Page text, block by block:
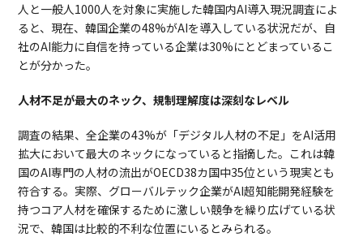
人と一般人1000人を対象に実施した韓国内AI導入現況調査によ
ると、現在、韓国企業の48%がAIを導入している状況だが、自
社のAI能力に自信を持っている企業は30%にとどまっているこ
とが分かった。
人材不足が最大のネック、規制理解度は深刻なレベル
調査の結果、全企業の43%が「デジタル人材の不足」をAI活用
拡大において最大のネックになっていると指摘した。これは韓
国のAI専門の人材の流出がOECD38カ国中35位という現実とも
符合する。実際、グローバルテック企業がAI超知能開発経験を
持つコア人材を確保するために激しい競争を繰り広げている状
況で、韓国は比較的不利な位置にいるとみられる。